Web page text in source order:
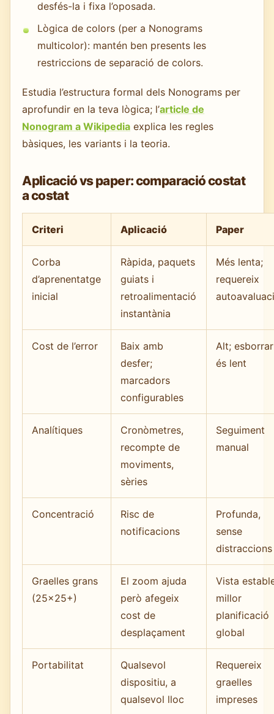
desfés-la i fixa l’oposada.
Lògica de colors (per a Nonograms
multicolor): mantén ben presents les
restriccions de separació de colors.
Estudia l’estructura formal dels Nonograms per
aprofundir en la teva lògica; l’article de
Nonogram a Wikipedia explica les regles
bàsiques, les variants i la teoria.
Aplicació vs paper: comparació costat
a costat
Criteri Aplicació Paper
Corba
d’aprenentatge
inicial
Ràpida, paquets
guiats i
retroalimentació
instantània
Més lenta;
requereix
Cost de l’error
Baix amb
desfer;
marcadors
configurables
Alt; esborrar
és lent
Analítiques
Cronòmetres,
recompte de
moviments,
sèries
Seguiment
manual
Concentració
Risc de
notificacions
Profunda,
sense
distraccions
Graelles grans
(25×25+)
El zoom ajuda
però afegeix
cost de
desplaçament
Vista
millor
planificació
global
Portabilitat
Qualsevol
dispositiu, a
qualsevol lloc
Requereix
graelles
impreses